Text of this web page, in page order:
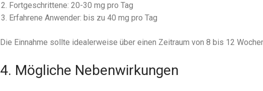
Fortgeschrittene: 20-30 mg pro Tag
Erfahrene Anwender: bis zu 40 mg pro Tag
Die Einnahme sollte idealerweise über einen Zeitraum von 8 bis 12
4. Mögliche Nebenwirkungen